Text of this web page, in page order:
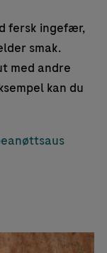
fersk ingefær,
smak.
med andre
kan du